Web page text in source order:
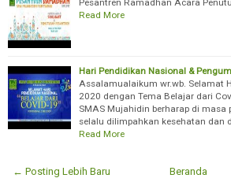
Pesantren Ramadhan Acara
Read More
Hari Pendidikan Nasional &
Assalamualaikum wr.wb. Selamat
2020 dengan Tema Belajar dari
SMAS Mujahidin berharap di masa
selalu dilimpahkan kesehatan dan
Read More
← Posting Lebih Baru Beranda